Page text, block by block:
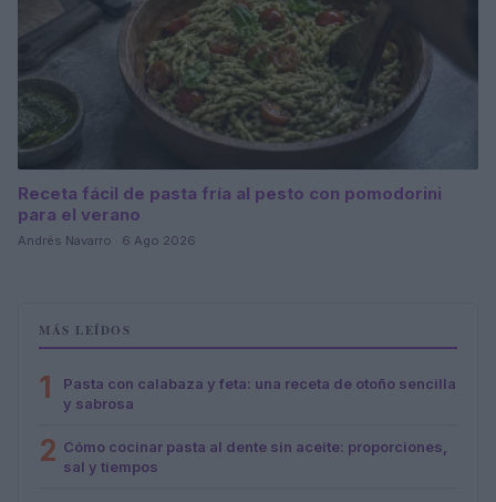
Receta fácil de pasta fría al pesto con pomodorini
para el verano
Andrés Navarro · 6 Ago 2026
MÁS LEÍDOS
1
Pasta con calabaza y feta: una receta de otoño sencilla
y sabrosa
2 Cómo cocinar pasta al dente sin aceite: proporciones,
sal y tiempos